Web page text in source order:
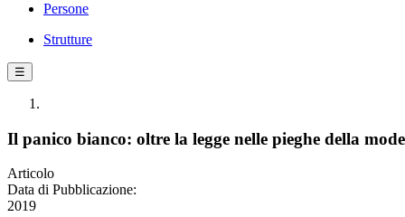
Persone
Strutture
☰
Il panico bianco: oltre la legge nelle pieghe della
Articolo
Data di Pubblicazione:
2019